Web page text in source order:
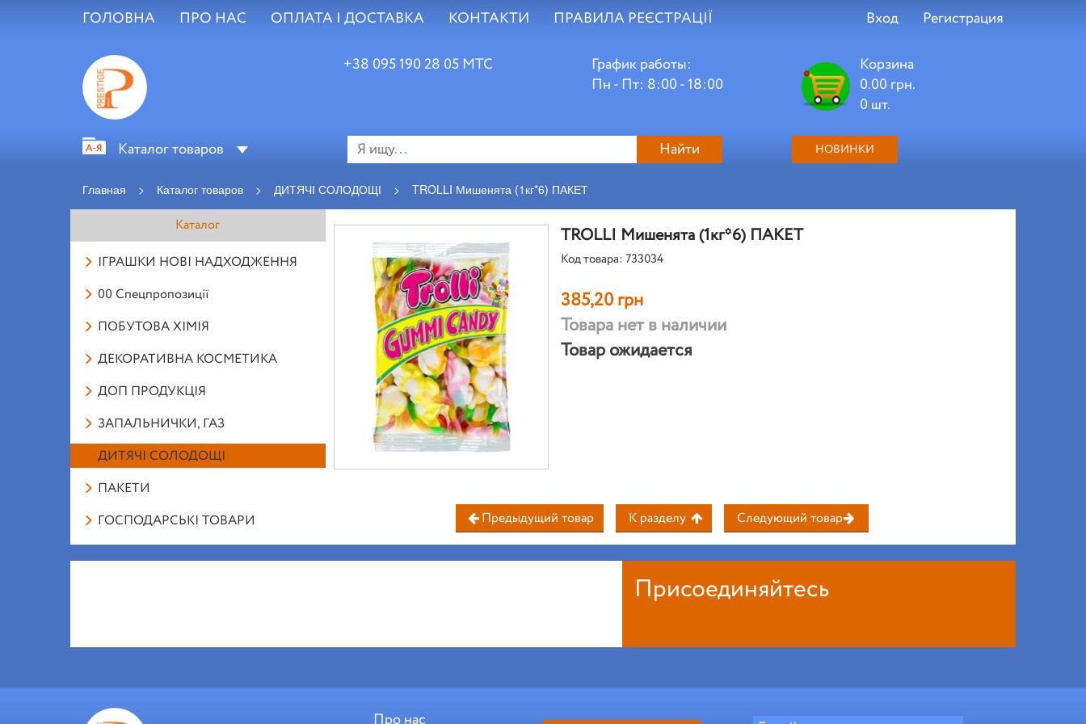
ГОЛОВНА ПРО НАС ОПЛАТА І ДОСТАВКА КОНТАКТИ ПРАВИЛА РЕЄСТРАЦІЇ Вход Регистрация
Корзина
0.00 грн.
0 шт.
+38 095 190 28 05 МТС
График работы:
Пн - Пт: 8:00 - 18:00
Найти
Каталог товаров НОВИНКИ
Главная > Каталог товаров > ДИТЯЧІ СОЛОДОЩІ > TROLLI Мишенята (1кг*6) ПАКЕТ
Каталог
ІГРАШКИ НОВІ НАДХОДЖЕННЯ
00 Спецпропозиції
ПОБУТОВА ХІМІЯ
ДЕКОРАТИВНА КОСМЕТИКА
ДОП ПРОДУКЦІЯ
ЗАПАЛЬНИЧКИ, ГАЗ
ДИТЯЧІ СОЛОДОЩІ
ПАКЕТИ
ГОСПОДАРСЬКІ ТОВАРИ
TROLLI Мишенята (1кг*6) ПАКЕТ
Код товара: 733034
385,20 грн
Товара нет в наличии
Товар ожидается
Предыдущий товар К разделу Следующий товар
Присоединяйтесь